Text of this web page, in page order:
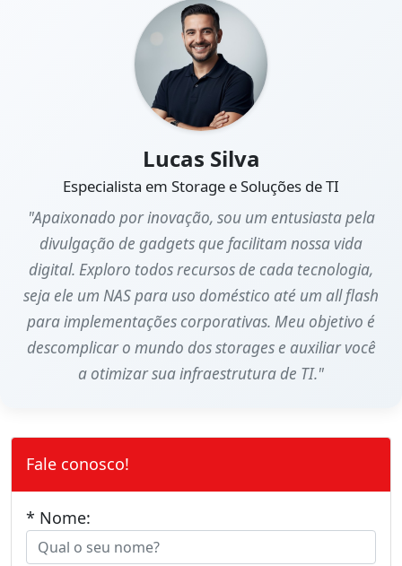
Lucas Silva
Especialista em Storage e Soluções de TI
"Apaixonado por inovação, sou um entusiasta pela
divulgação de gadgets que facilitam nossa vida
digital. Exploro todos recursos de cada tecnologia,
seja ele um NAS para uso doméstico até um all flash
para implementações corporativas. Meu objetivo é
descomplicar o mundo dos storages e auxiliar você
a otimizar sua infraestrutura de TI."
Fale conosco!
* Nome: